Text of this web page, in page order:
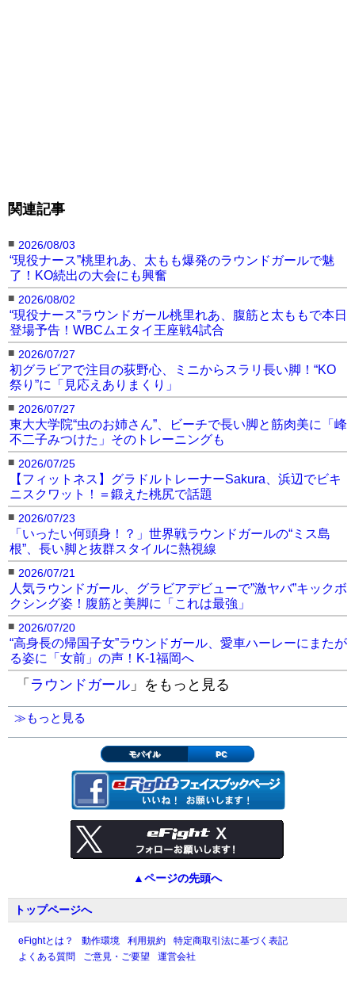
関連記事
■ 2026/08/03
“現役ナース”桃里れあ、太もも爆発のラウンドガールで魅
了！KO続出の大会にも興奮
■ 2026/08/02
“現役ナース”ラウンドガール桃里れあ、腹筋と太ももで本日
登場予告！WBCムエタイ王座戦4試合
■ 2026/07/27
初グラビアで注目の荻野心、ミニからスラリ長い脚！“KO
祭り”に「見応えありまくり」
■ 2026/07/27
東大大学院“虫のお姉さん”、ビーチで長い脚と筋肉美に「峰
不二子みつけた」そのトレーニングも
■ 2026/07/25
【フィットネス】グラドルトレーナーSakura、浜辺でビキ
ニスクワット！＝鍛えた桃尻で話題
■ 2026/07/23
「いったい何頭身！？」世界戦ラウンドガールの“ミス島
根”、長い脚と抜群スタイルに熱視線
■ 2026/07/21
人気ラウンドガール、グラビアデビューで”激ヤバ”キックボ
クシング姿！腹筋と美脚に「これは最強」
■ 2026/07/20
“高身長の帰国子女”ラウンドガール、愛車ハーレーにまたが
る姿に「女前」の声！K-1福岡へ
「 ラウンドガール 」をもっと見る
≫もっと見る
モバイル PC
▲ページの先頭へ
トップページへ
eFightとは？ 動作環境 利用規約
特定商取引法に基づく表記
よくある質問
ご意見・ご要望 運営会社